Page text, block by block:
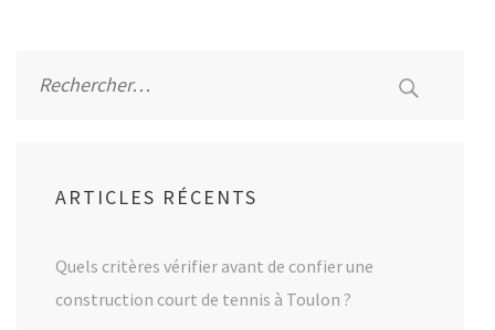
ARTICLES RÉCENTS
Quels critères vérifier avant de confier une
construction court de tennis à Toulon ?